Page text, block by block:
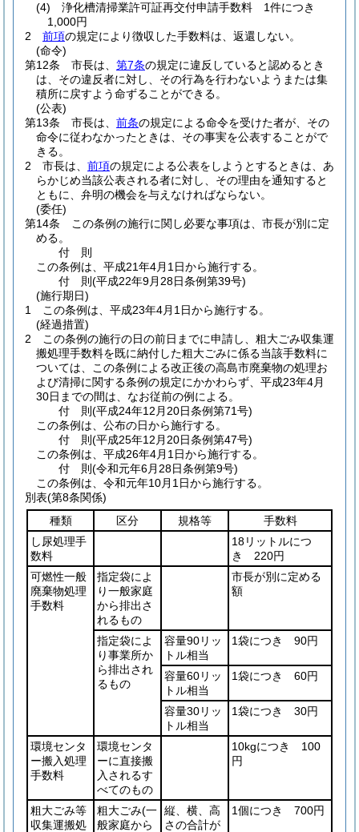
(4)
浄化槽清掃業許可証再交付申請手数料 1件につき
1,000円
2
前項の規定により徴収した手数料は、返還しない。
(命令)
第12条
市長は、 第7条の規定に違反していると認めるとき
は、その違反者に対し、その行為を行わないようまたは集
積所に戻すよう命ずることができる。
(公表)
第13条
市長は、 前条の規定による命令を受けた者が、その
命令に従わなかったときは、その事実を公表することがで
きる。
2
市長は、 前項の規定による公表をしようとするときは、あ
らかじめ当該公表される者に対し、その理由を通知すると
ともに、弁明の機会を与えなければならない。
(委任)
第14条
この条例の施行に関し必要な事項は、市長が別に定
める。
付 則
この条例は、平成21年4月1日から施行する。
付 則(平成22年9月28日条例第39号)
(施行期日)
1
この条例は、平成23年4月1日から施行する。
(経過措置)
2
この条例の施行の日の前日までに申請し、粗大ごみ収集運
搬処理手数料を既に納付した粗大ごみに係る当該手数料に
ついては、この条例による改正後の高島市廃棄物の処理お
よび清掃に関する条例の規定にかかわらず、平成23年4月
30日までの間は、なお従前の例による。
付 則(平成24年12月20日条例第71号)
この条例は、公布の日から施行する。
付 則(平成25年12月20日条例第47号)
この条例は、平成26年4月1日から施行する。
付 則(令和元年6月28日条例第9号)
この条例は、令和元年10月1日から施行する。
別表(第8条関係)
種類
区分 規格等
手数料
し尿処理手
数料
18リットルにつ
き 220円
可燃性一般
廃棄物処理
手数料
指定袋によ
り一般家庭
から排出さ
れるもの
市長が別に定める
額
指定袋によ
り事業所か
ら排出され
るもの
容量90リッ
トル相当
1袋につき 90円
容量60リッ
トル相当
1袋につき 60円
容量30リッ
トル相当
1袋につき 30円
環境センタ
ー搬入処理
手数料
環境センタ
ーに直接搬
入されるす
べてのもの
10kgにつき 100
円
粗大ごみ等
収集運搬処
粗大ごみ(一
般家庭から
縦、横、高
さの合計が
1個につき 700円